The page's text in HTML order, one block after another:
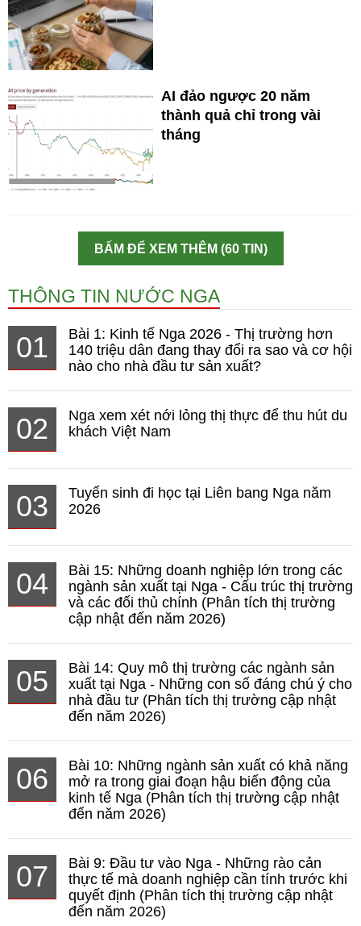
AI đảo ngược 20 năm
thành quả chỉ trong vài
tháng
BẤM ĐỂ XEM THÊM (60 TIN)
THÔNG TIN NƯỚC NGA
01
Bài 1: Kinh tế Nga 2026 - Thị trường hơn
140 triệu dân đang thay đổi ra sao và cơ hội
nào cho nhà đầu tư sản xuất?
02
Nga xem xét nới lỏng thị thực để thu hút du
khách Việt Nam
03
Tuyển sinh đi học tại Liên bang Nga năm
2026
04
Bài 15: Những doanh nghiệp lớn trong các
ngành sản xuất tại Nga - Cấu trúc thị trường
và các đối thủ chính (Phân tích thị trường
cập nhật đến năm 2026)
05
Bài 14: Quy mô thị trường các ngành sản
xuất tại Nga - Những con số đáng chú ý cho
nhà đầu tư (Phân tích thị trường cập nhật
đến năm 2026)
06
Bài 10: Những ngành sản xuất có khả năng
mở ra trong giai đoạn hậu biến động của
kinh tế Nga (Phân tích thị trường cập nhật
đến năm 2026)
07
Bài 9: Đầu tư vào Nga - Những rào cản
thực tế mà doanh nghiệp cần tính trước khi
quyết định (Phân tích thị trường cập nhật
đến năm 2026)